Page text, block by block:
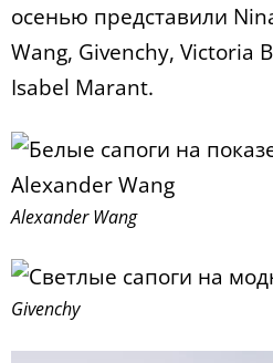
осенью представили
Wang, Givenchy, Victoria
Isabel Marant.
Alexander Wang
Givenchy